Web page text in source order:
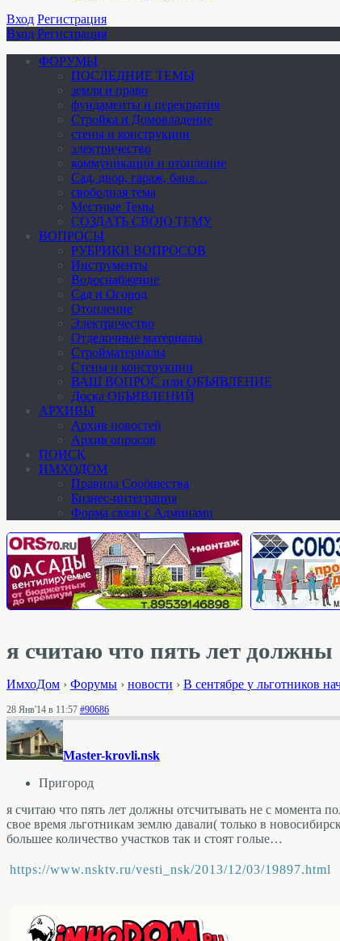
Вход Регистрация
Вход Регистрация
ФОРУМЫ
ПОСЛЕДНИЕ ТЕМЫ
земля и право
фундаменты и перекрытия
Стройка и Домовладение
стены и конструкции
электричество
коммуникации и отопление
Cад, двор, гараж, баня…
свободная тема
Местные Темы
СОЗДАТЬ СВОЮ ТЕМУ
ВОПРОСЫ
РУБРИКИ ВОПРОСОВ
Инструменты
Водоснабжение
Сад и Огород
Отопление
Электричество
Отделочные материалы
Стройматериалы
Стены и конструкции
ВАШ ВОПРОС или ОБЪЯВЛЕНИЕ
Доска ОБЪЯВЛЕНИЙ
АРХИВЫ
Архив новостей
Архив опросов
ПОИСК
ИМХОДОМ
Правила Сообщества
Бизнес-интеграция
Форма связи с Админами
я считаю что пять лет должны
ИмхоДом › Форумы › новости › В сентябре у льготников
28 Янв'14 в 11:57 #90686
Master-krovli.nsk
Пригород
я считаю что пять лет должны отсчитывать не с момента
свое время льготникам землю давали( только в
большее количество участков так и стоят голые…
https://www.nsktv.ru/vesti_nsk/2013/12/03/19897.html